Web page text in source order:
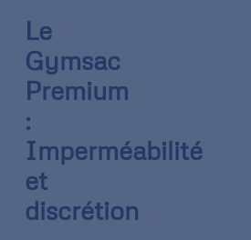
Le
Gymsac
Premium
:
Imperméabilité
et
discrétion